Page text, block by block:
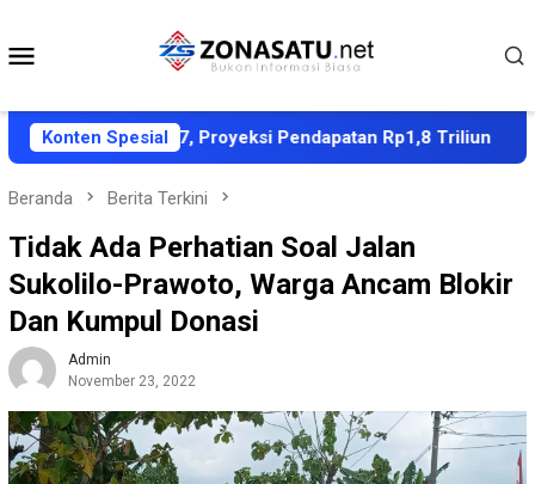
konten
Konten Spesial
APBD 2027, Proyeksi Pendapatan Rp1,8 Triliun
Beranda Berita Terkini
Tidak Ada Perhatian Soal Jalan
Sukolilo-Prawoto, Warga Ancam Blokir
Dan Kumpul Donasi
Admin
November 23, 2022